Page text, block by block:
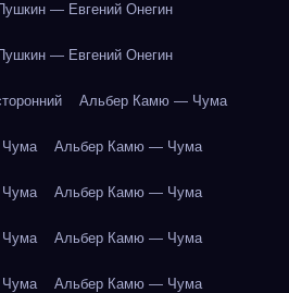
— Евгений Онегин
— Евгений Онегин
Альбер Камю — Чума
Альбер Камю — Чума
Альбер Камю — Чума
Альбер Камю — Чума
Альбер Камю — Чума